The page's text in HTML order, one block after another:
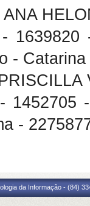
-
1452705
-
da Informação - (84)